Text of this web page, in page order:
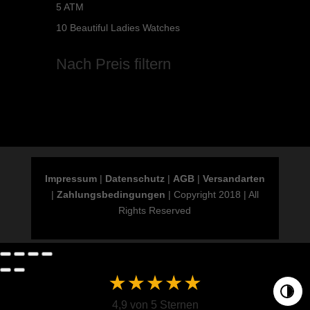
5 ATM
10 Beautiful Ladies Watches
Nach Preis filtern
Impressum| Datenschutz| AGB| Versandarten
| Zahlungsbedingungen | Copyright 2018 | All
Rights Reserved
4,9 von 5 Sternen